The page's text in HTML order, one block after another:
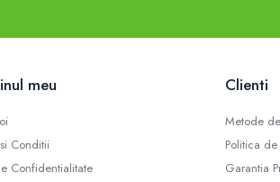
meu
Conditii
Confidentialitate
Clienti
Metode
Politica de
Garantia